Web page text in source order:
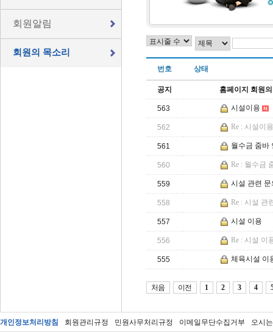
회원알림
회원의 목소리
번호 상태
공지 홈페이지 회원
563 시설이용
562 Re : 시설이
561 월수금 줌바
560 Re : 월수금
559 시설 관련 문
558 Re : 시설 관
557 시설 이용
556 Re : 시설 이
555 체육시설 이
처음 이전 1 2 3 4 5
개인정보처리방침 회원관리규정 민원사무처리규정 이메일무단수집거부 오시